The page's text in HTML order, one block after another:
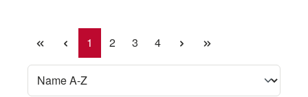
Seite
1 Seite
2 Seite
3 Seite
4